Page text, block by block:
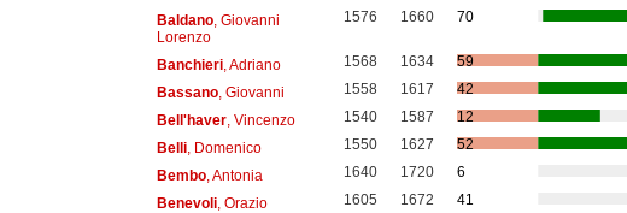
Baldano, Giovanni
Lorenzo
1576 1660 70
Banchieri, Adriano 1568 1634
59
Bassano, Giovanni 1558 1617
42
Bell'haver, Vincenzo 1540 1587
12
Belli, Domenico 1550 1627
52
Bembo, Antonia 1640 1720
6
Benevoli, Orazio 1605 1672
41